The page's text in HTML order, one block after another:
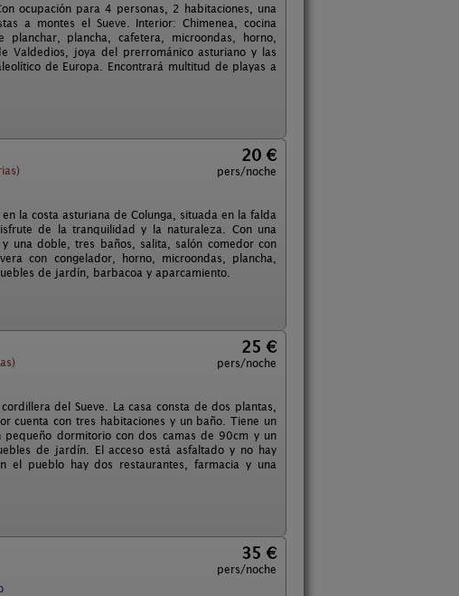
ocupación para 4 personas, 2 habitaciones, una
a montes el Sueve. Interior: Chimenea, cocina
plancha, cafetera, microondas, horno,
Valdedios, joya del prerrománico asturiano y las
de Europa. Encontrará multitud de playas a
20 €
pers/noche
la costa asturiana de Colunga, situada en la falda
de la tranquilidad y la naturaleza. Con una
una doble, tres baños, salita, salón comedor con
con congelador, horno, microondas, plancha,
de jardín, barbacoa y aparcamiento.
25 €
pers/noche
del Sueve. La casa consta de dos plantas,
cuenta con tres habitaciones y un baño. Tiene un
dormitorio con dos camas de 90cm y un
de jardín. El acceso está asfaltado y no hay
el pueblo hay dos restaurantes, farmacia y una
35 €
pers/noche